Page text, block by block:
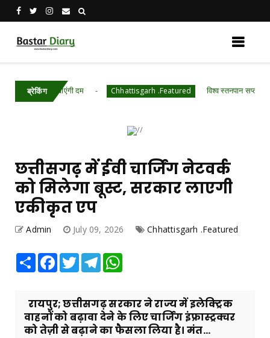
ब्रेकिंग
दिखाएंगी दम Chhattisgarh .Featured विश्व स्तनपान सप्ताह के राज्य
छत्तीसगढ़ में ईवी चार्जिंग नेटवर्क
को मिलेगा बूस्ट, सरकार लाएगी
एकीकृत एप
Admin July 09, 2026 Chhattisgarh .Featured
Share Facebook
TwitterTelegram
रायपुर; छत्तीसगढ़ सरकार ने राज्य में इलेक्ट्रिक
वाहनों को बढ़ावा देने के लिए चार्जिंग इंफ्रास्ट्रक्चर
को तेज़ी से बढ़ाने का फैसला लिया है। मंत...